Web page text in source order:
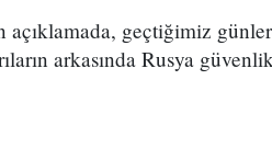
geçtiğimiz
arkasında Rusya